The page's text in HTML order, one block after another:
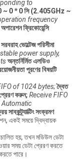
to
~ 0 * 0 সি (2.405GHz ~
frequency
অপারেশন ফ্রিকোয়েন্সি
সরবরাহ ভোল্টেজ পরিসীমা
power supply,
অন্তর্নির্মিত এলডিও
পূরণের বিষয়টি
of 1024 bytes;দ্বৈত
করুন; Receive FIFO
Automatic
সাবকন্ট্র্যাক্টিং সংক্রমণ
একই সময়ে দ্বিদ্বায়ক
হয়, তখন মডিউল ডেটা
সময় ডেটা প্রেরণ করতে
পারে।